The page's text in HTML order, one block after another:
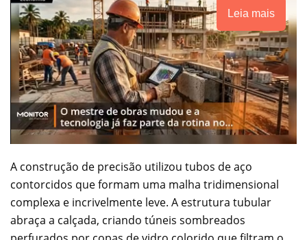
Leia mais
A construção de precisão utilizou tubos de aço
contorcidos que formam uma malha tridimensional
complexa e incrivelmente leve. A estrutura tubular
abraça a calçada, criando túneis sombreados